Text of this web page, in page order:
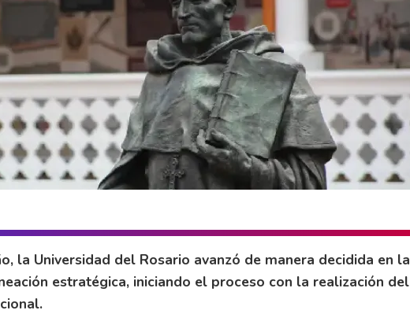
la Universidad del Rosario avanzó de manera decidida en la
estratégica, iniciando el proceso con la realización del